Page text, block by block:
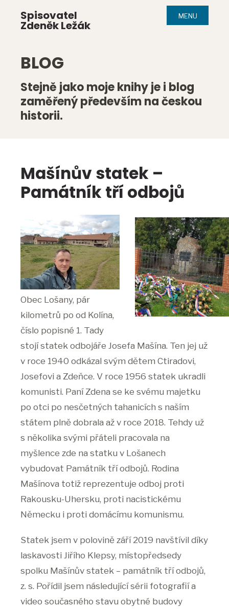
Spisovatel
Zdeněk Ležák
MENU
BLOG
Stejně jako moje knihy je i blog
zaměřený především na českou
historii.
Mašínův statek –
Památník tří odbojů
Obec Lošany, pár
kilometrů po od Kolína,
číslo popisné 1. Tady
stojí statek odbojáře Josefa Mašína. Ten jej už
v roce 1940 odkázal svým dětem Ctiradovi,
Josefovi a Zdeňce. V roce 1956 statek ukradli
komunisti. Paní Zdena se ke svému majetku
po otci po nesčetných tahanicích s naším
státem plně dobrala až v roce 2018. Tehdy už
s několika svými přáteli pracovala na
myšlence zde na statku v Lošanech
vybudovat Památník tří odbojů. Rodina
Mašínova totiž reprezentuje odboj proti
Rakousku-Uhersku, proti nacistickému
Německu i proti domácímu komunismu.
Statek jsem v polovině září 2019 navštívil díky
laskavosti Jiřího Klepsy, místopředsedy
spolku Mašínův statek – památník tří odbojů,
z. s. Pořídil jsem následující sérii fotografií a
video současného stavu obytné budovy